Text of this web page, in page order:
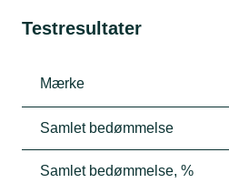
Testresultater
Mærke
Samlet bedømmelse
Samlet bedømmelse, %